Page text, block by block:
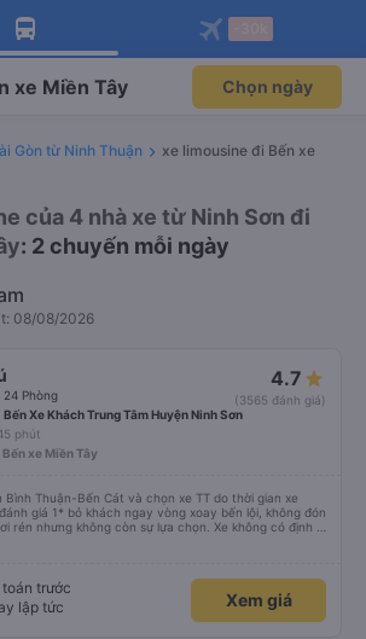
app Vexere ngay!
ưu đãi thành viên độc
Mở app
app Vexere
ghế khi đặt vé máy bay qua
Mở app
xe Miền Tây Chọn ngày
Gòn từ Ninh Thuận
xe limousine đi Bến xe
của 4 nhà xe từ Ninh Sơn đi
: 2 chuyến mỗi ngày
08/08/2026
24 Phòng
4.7
(3565 đánh giá)
Xe Khách Trung Tâm Huyện Ninh Sơn
phút
Bến xe Miền Tây
Bình Thuận-Bến Cát và chọn xe TT do thời gian xe
giá 1* bỏ khách ngay vòng xoay bến lội, không đón
rén nhưng không còn sự lựa chọn. Xe không có định vị
lệch có vài phút. Tài xế, phụ xe thân thiện, trả khách
trước
lập tức
Xem giá